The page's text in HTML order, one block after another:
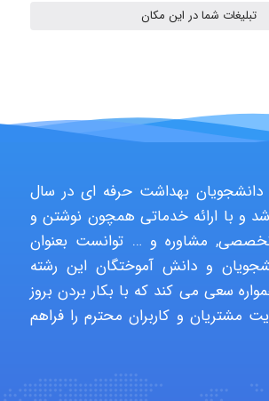
A.balandeh
fatima
Jafar Tym
تبلیغات شما در این مکان
بهداشت حرفه ای در سال
شد و با ارائه خدماتی همچون نوشتن و
مشاوره و … توانست بعنوان
و دانش آموختگان این رشته
سعی می کند که با بکار بردن بروز
مشتریان و کاربران محترم را فراهم